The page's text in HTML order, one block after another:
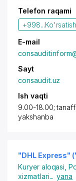
Telefon raqami
+998...Ko'rsatish
E-mail
Sayt
consaudit.uz
Ish vaqti
9.00-18.00;
yakshanba
"DHL Express"
Kuryer aloqasi ,
xizmatlari... yana